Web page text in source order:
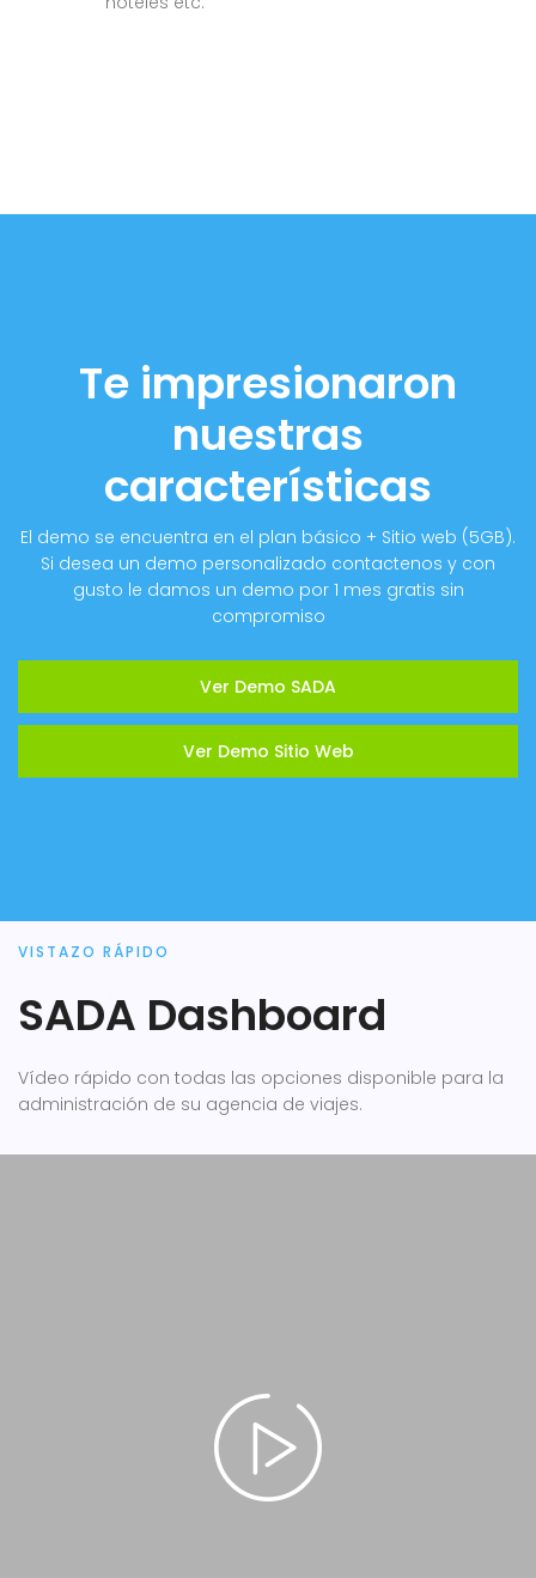
Te impresionaron
nuestras
características
El demo se encuentra en el plan básico + Sitio web (5GB).
Si desea un demo personalizado contactenos y con
gusto le damos un demo por 1 mes gratis sin
compromiso
Ver Demo SADA
Ver Demo Sitio Web
VISTAZO RÁPIDO
SADA Dashboard
Vídeo rápido con todas las opciones disponible para la
administración de su agencia de viajes.